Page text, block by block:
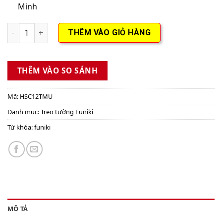
Minh
Điều hòa 12000BTU Funiki HSC12TMU số lượng
THÊM VÀO GIỎ HÀNG
THÊM VÀO SO SÁNH
Mã: HSC12TMU
Danh mục:Treo tường Funiki
Từ khóa:funiki
MÔ TẢ